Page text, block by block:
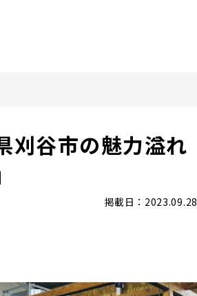
刈谷市の魅力溢れ
掲載日：2023.09.28